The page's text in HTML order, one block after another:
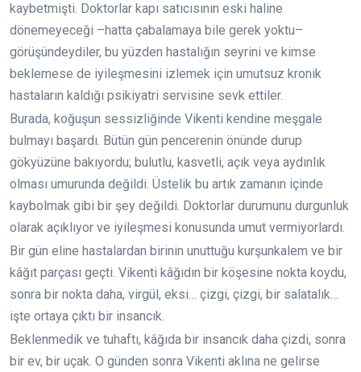
kaybetmişti. Doktorlar kapı satıcısının eski haline
dönemeyeceği –hatta çabalamaya bile gerek yoktu–
görüşündeydiler, bu yüzden hastalığın seyrini ve kimse
beklemese de iyileşmesini izlemek için umutsuz kronik
hastaların kaldığı psikiyatri servisine sevk ettiler.
Burada, koğuşun sessizliğinde Vikenti kendine meşgale
bulmayı başardı. Bütün gün pencerenin önünde durup
gökyüzüne bakıyordu; bulutlu, kasvetli, açık veya aydınlık
olması umurunda değildi. Üstelik bu artık zamanın içinde
kaybolmak gibi bir şey değildi. Doktorlar durumunu durgunluk
olarak açıklıyor ve iyileşmesi konusunda umut vermiyorlardı.
Bir gün eline hastalardan birinin unuttuğu kurşunkalem ve bir
kâğıt parçası geçti. Vikenti kâğıdın bir köşesine nokta koydu,
sonra bir nokta daha, virgül, eksi… çizgi, çizgi, bir salatalık…
işte ortaya çıktı bir insancık.
Beklenmedik ve tuhaftı, kâğıda bir insancık daha çizdi, sonra
bir ev, bir uçak. O günden sonra Vikenti aklına ne gelirse